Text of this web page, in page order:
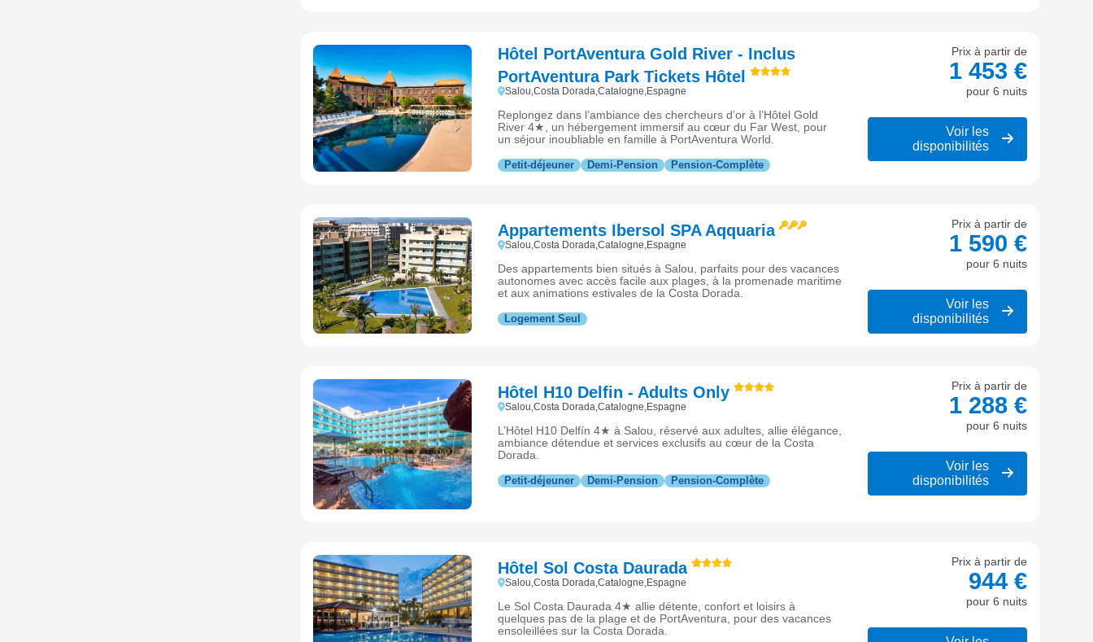
Hôtel PortAventura Gold River - Inclus
PortAventura Park Tickets Hôtel
Salou,Costa Dorada,Catalogne,Espagne
Replongez dans l’ambiance des chercheurs d’or à l’Hôtel Gold
River 4★, un hébergement immersif au cœur du Far West, pour
un séjour inoubliable en famille à PortAventura World.
Petit-déjeuner Demi-Pension Pension-Complète
Prix à partir de
1 453 €
pour 6 nuits
Voir les
disponibilités
Appartements Ibersol SPA Aqquaria
Salou,Costa Dorada,Catalogne,Espagne
Des appartements bien situés à Salou, parfaits pour des vacances
autonomes avec accès facile aux plages, à la promenade maritime
et aux animations estivales de la Costa Dorada.
Logement Seul
Prix à partir de
1 590 €
pour 6 nuits
Voir les
disponibilités
Hôtel H10 Delfin - Adults Only
Salou,Costa Dorada,Catalogne,Espagne
L’Hôtel H10 Delfín 4★ à Salou, réservé aux adultes, allie élégance,
ambiance détendue et services exclusifs au cœur de la Costa
Dorada.
Petit-déjeuner Demi-Pension Pension-Complète
Prix à partir de
1 288 €
pour 6 nuits
Voir les
disponibilités
Hôtel Sol Costa Daurada
Salou,Costa Dorada,Catalogne,Espagne
Le Sol Costa Daurada 4★ allie détente, confort et loisirs à
quelques pas de la plage et de PortAventura, pour des vacances
ensoleillées sur la Costa Dorada.
Prix à partir de
944 €
pour 6 nuits